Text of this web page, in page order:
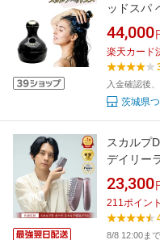
ッドスパ
皮ブラシ
的 頭皮
44,000
楽天カード
入金確認後
茨城県
スカルプ
デイリー
ステ引き
筋 表情筋
おすすめ
23,300
211ポイント
8/8 12:00ま